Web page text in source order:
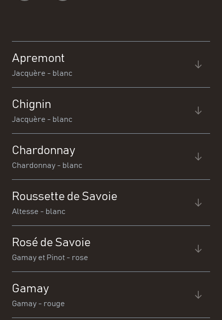
Apremont
Jacquère - blanc
Délicatesse et légèreté de cet Apremont aux notes
Chignin
Jacquère - blanc
Savoureux et minéral, ce chignin séduit pour ses notes
Chardonnay
Chardonnay - blanc
Un Chardonnay gourmand aux arômes d'ananas et de
Roussette de Savoie
Altesse - blanc
Rosé de Savoie
Gamay et Pinot - rose
Gamay
Gamay - rouge